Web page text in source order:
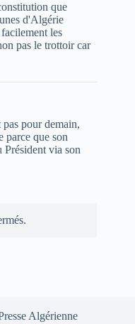
que
d'Algérie
les
pas le trottoir car
pour demain,
parce que son
Président via son
Algérienne